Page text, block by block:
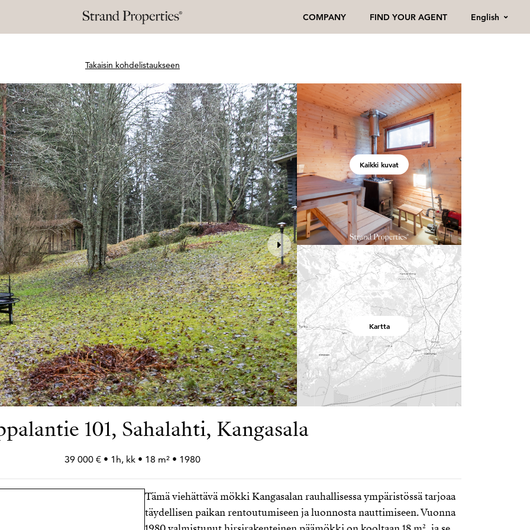
COMPANY FIND YOUR AGENT English
Takaisin kohdelistaukseen
Kaikki kuvat
Kartta
101, Sahalahti, Kangasala
39 000 € • 1h, kk • 18 m² • 1980
Tämä viehättävä mökki Kangasalan rauhallisessa ympäristössä tarjoaa
täydellisen paikan rentoutumiseen ja luonnosta nauttimiseen. Vuonna